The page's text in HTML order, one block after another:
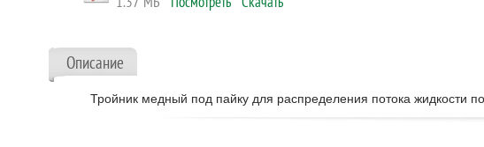
Описание
Тройник медный под пайку для распределения потока